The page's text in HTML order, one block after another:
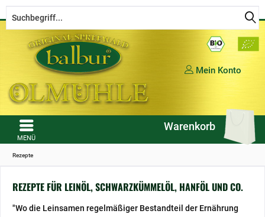
MENÜ
Warenkorb
Mein Konto
Rezepte
REZEPTE FÜR LEINÖL, SCHWARZKÜMMELÖL, HANFÖL UND CO.
"Wo die Leinsamen regelmäßiger Bestandteil der Ernährung